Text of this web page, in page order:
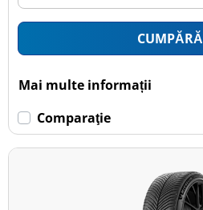
CUMPĂRĂ
Mai multe informații
Comparaţie